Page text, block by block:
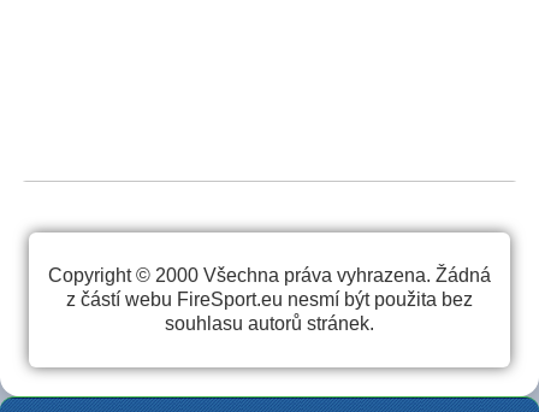
Copyright © 2000 Všechna práva vyhrazena. Žádná
z částí webu FireSport.eu nesmí být použita bez
souhlasu autorů stránek.